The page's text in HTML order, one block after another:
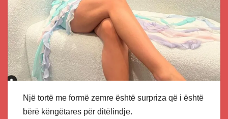
Një tortë me formë zemre është surpriza që i është
bërë këngëtares për ditëlindje.